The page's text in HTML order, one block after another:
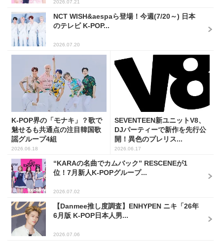
2026.07.21
NCT WISH&aespaら登場！今週(7/20～) 日本
のテレビ K-POP...
2026.07.20
K-POP界の「モナキ」？歌で
魅せるも共通点の注目韓国歌
謡グループ4組
2026.06.18
SEVENTEEN新ユニットV8、
DJパーティーで新作を先行公
開！異色のプレリス...
2026.06.17
“KARAの名曲でカムバック” RESCENEが1
位！7月新人K-POPグループ...
2026.07.02
【Danmee推し度調査】ENHYPEN ニキ「26年
6月版 K-POP日本人男...
2026.07.06